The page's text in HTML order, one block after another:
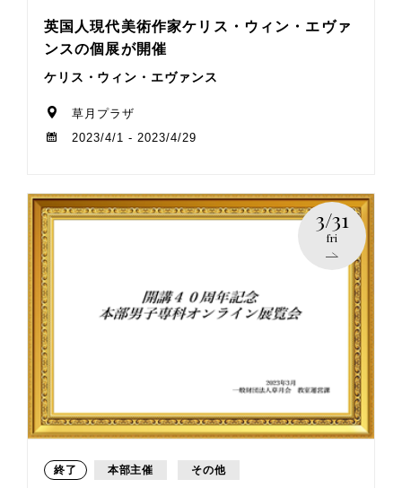
英国人現代美術作家ケリス・ウィン・エヴァ
ンスの個展が開催
ケリス・ウィン・エヴァンス
草月プラザ
2023/4/1 - 2023/4/29
3/31
fri
終了 本部主催 その他